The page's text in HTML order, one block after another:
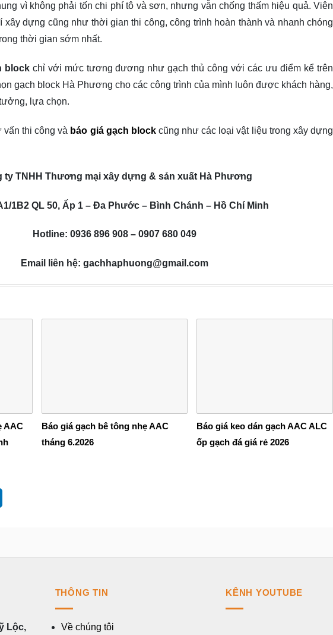
vì không phải tốn chi phí tô và sơn, nhưng vẫn chống thấm hiệu quả. Viên
xây dựng cũng như thời gian thi công, công trình hoàn thành và nhanh chóng
thời gian sớm nhất.
blockchỉ với mức tương đương như gạch thủ công với các ưu điểm kể trên
gạch block Hà Phương cho các công trình của mình luôn được khách hàng,
lựa chọn.
vấn thi công và báo giá gạch block cũng như các loại vật liệu trong xây dựng
ty TNHH Thương mại xây dựng & sản xuất Hà Phương
1B2 QL 50, Ấp 1 – Đa Phước – Bình Chánh – Hồ Chí Minh
Hotline: 0936 896 908 – 0907 680 049
Email liên hệ: gachhaphuong@gmail.com
AAC
Báo giá gạch bê tông nhẹ AAC
tháng 6.2026
Báo giá keo dán gạch AAC ALC
ốp gạch đá giá rẻ 2026
Lộc,
THÔNG TIN
Về chúng tôi
KÊNH YOUTUBE